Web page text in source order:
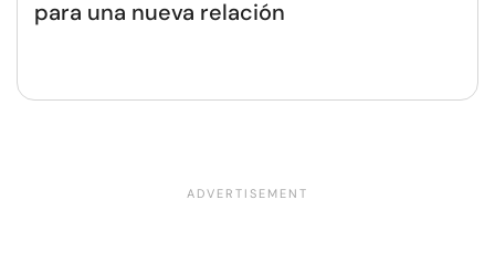
para una nueva relación